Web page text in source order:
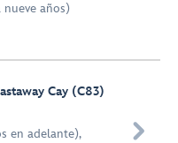
años)
Cay (C83)
en adelante),
